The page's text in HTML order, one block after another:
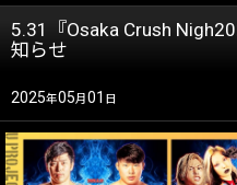
5.31『Osaka Crush
知らせ
2025年05月 01 日